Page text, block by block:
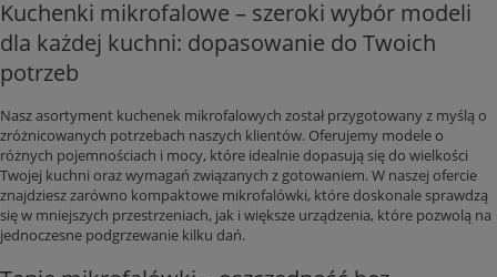
Kuchenki mikrofalowe – szeroki wybór modeli
dla każdej kuchni: dopasowanie do Twoich
potrzeb
Nasz asortyment kuchenek mikrofalowych został przygotowany z myślą o
zróżnicowanych potrzebach naszych klientów. Oferujemy modele o
różnych pojemnościach i mocy, które idealnie dopasują się do wielkości
Twojej kuchni oraz wymagań związanych z gotowaniem. W naszej ofercie
znajdziesz zarówno kompaktowe mikrofalówki, które doskonale sprawdzą
się w mniejszych przestrzeniach, jak i większe urządzenia, które pozwolą na
jednoczesne podgrzewanie kilku dań.